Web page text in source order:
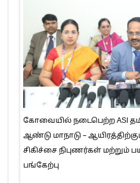
கோவையில் நடைபெற்ற ASI
ஆண்டு மாநாடு –
சிகிச்சை நிபுணர்கள் மற்றும்
பங்கேற்பு